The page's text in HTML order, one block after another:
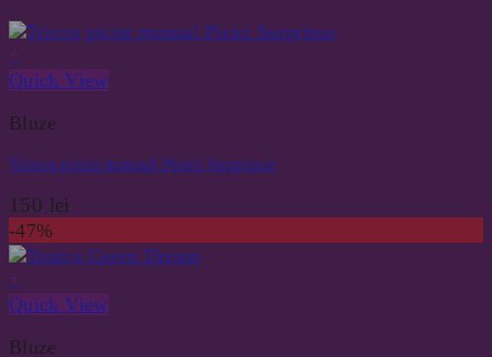
Quick View
Bluze
Tricou pictat manual Pisici Surprinse
150 lei
-47%
Quick View
Bluze